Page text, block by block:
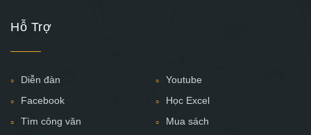
Hỗ Trợ
Diễn đàn
Youtube
Facebook
Học Excel
Tìm công văn
Mua sách